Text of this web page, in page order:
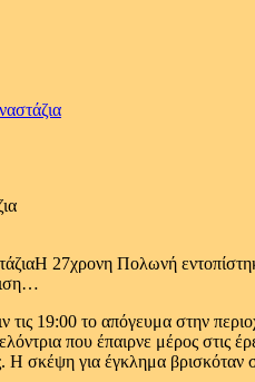
Η 27χρονη Πολωνή
τις 19:00 το απόγευμα στην
που έπαιρνε μέρος στις
Η σκέψη για έγκλημα